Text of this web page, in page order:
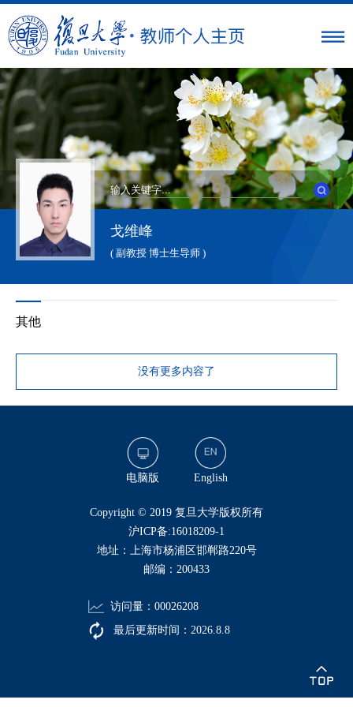
戈维峰
( 副教授 博士生导师 )
其他
没有更多内容了
电脑版 English
​Copyright © 2019 复旦大学版权所有
沪ICP备:16018209-1
地址：上海市杨浦区邯郸路220号
邮编：200433
访问量： 00026208
最后更新时间： 2026 8 8